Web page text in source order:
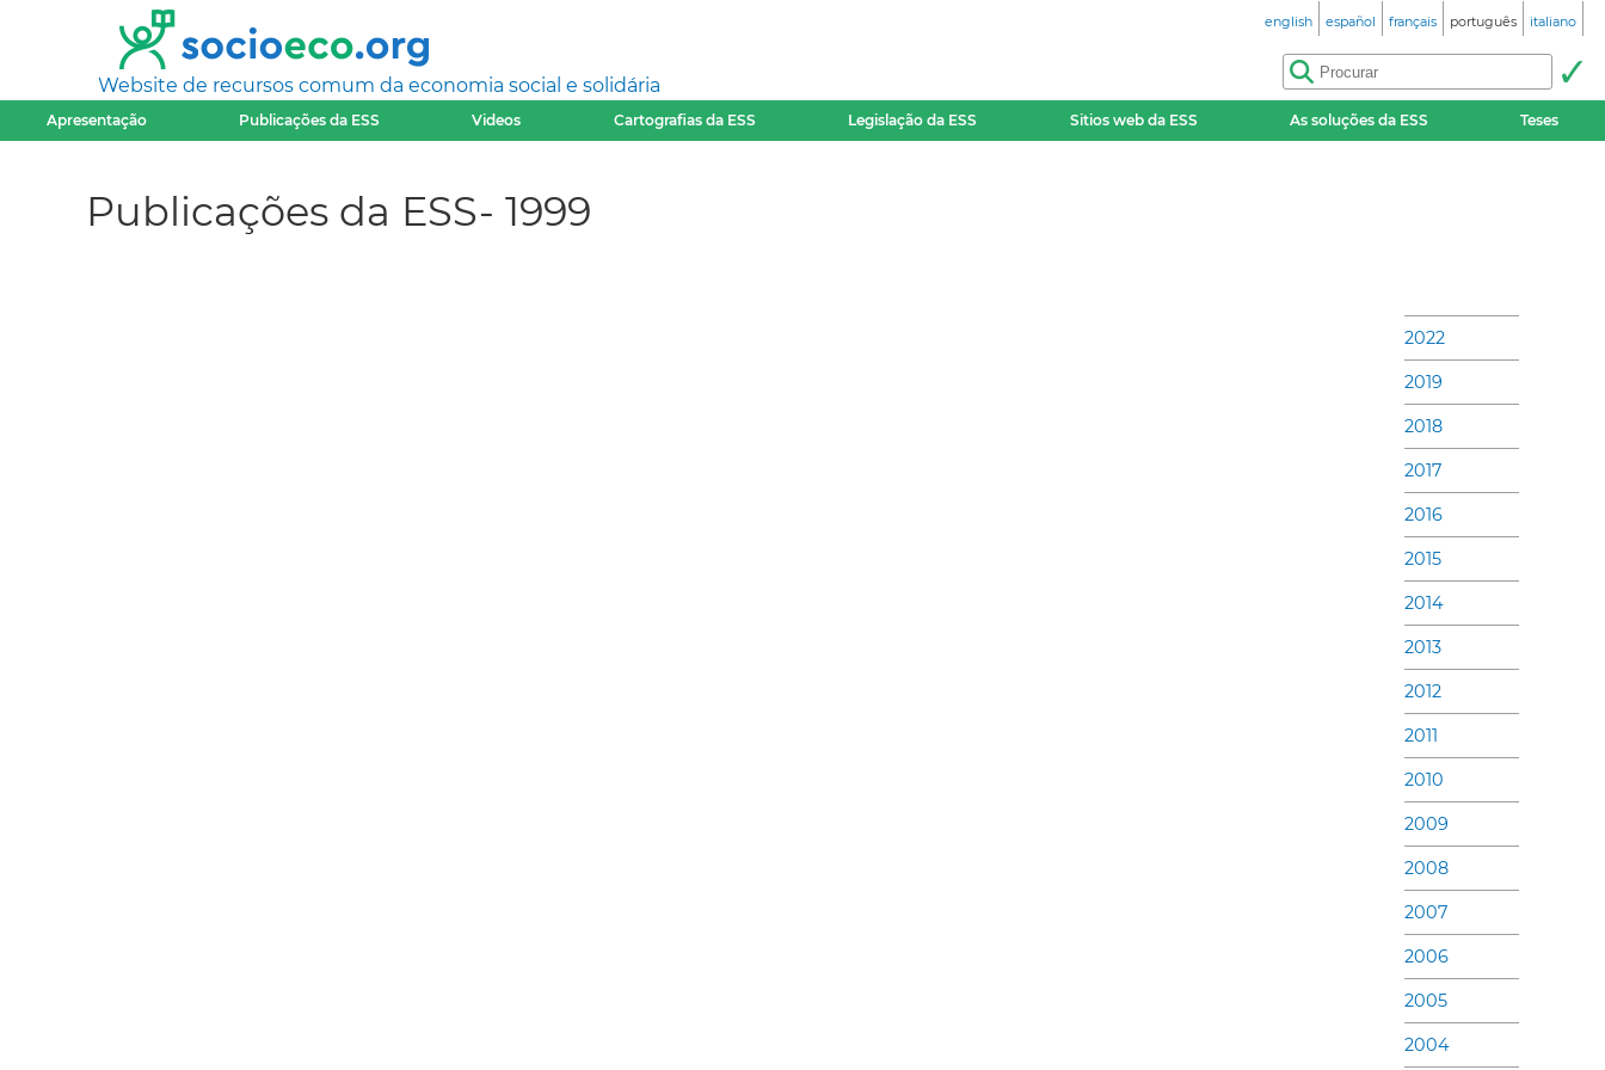
Website de recursos comum da economia social e solidária
english español français português italiano
Apresentação Publicações da ESS Videos Cartografias da ESS Legislação da ESS Sitios web da ESS As soluções da ESS Teses
Publicações da ESS- 1999
2022
2019
2018
2017
2016
2015
2014
2013
2012
2011
2010
2009
2008
2007
2006
2005
2004